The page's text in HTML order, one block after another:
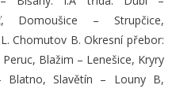
Domoušice – Strupčice,
Chomutov B. Okresní přebor:
Blažim – Lenešice, Kryry
Slavětín – Louny B,